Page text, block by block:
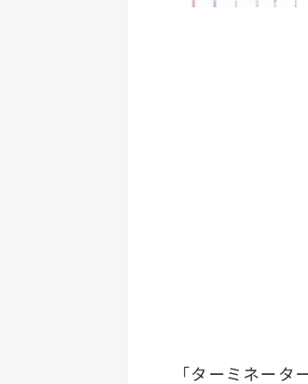
「ターミネータ